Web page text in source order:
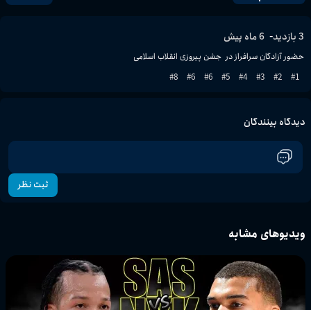
3بازدید- 6 ماه پیش
حضور آزادگان سرافراز در  جشن پیروزی انقلاب اسلامی
1
2
3
4
5
6
6
8
دیدگاه بینندگان
ثبت نظر
ویدیوهای مشابه